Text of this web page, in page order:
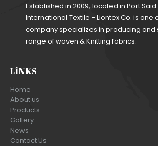
Established in 2009, located in Port Said
International Textile - Liontex Co. is one
company specializes in producing and
range of woven & Knitting fabrics.
LINKS
Home
About us
Products
Gallery
News
Contact Us